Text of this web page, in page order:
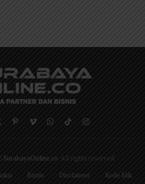
PinterestVimeoWhatsApp
TikTokInstagram
SurabayaOnline.co . All rights reserved.
Bisnis Disclaimer Kode Etik